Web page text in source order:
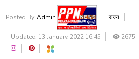
Posted By: Admin राज्य
Updated: 13 January, 2022 16:45 2675